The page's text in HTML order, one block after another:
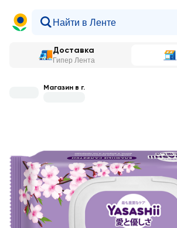
Доставка
Гипер Лента
Магазин в г.